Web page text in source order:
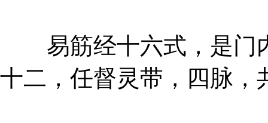
易筋经十六式，是门
十二，任督灵带，四脉，